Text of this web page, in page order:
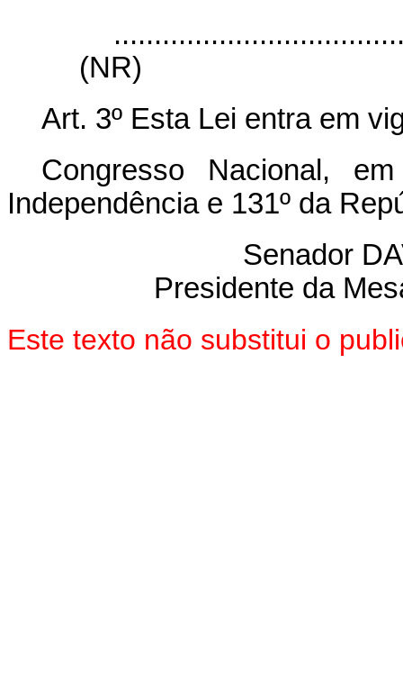
(NR)
Art. 3º Esta Lei entra em
Congresso Nacional,
Independência e 131º da
Senador
Presidente da
Este texto não substitui o